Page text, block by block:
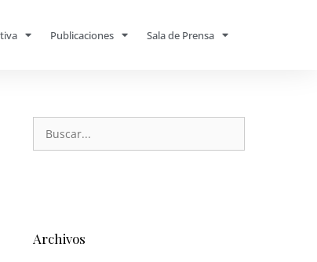
Publicaciones Sala de Prensa
Archivos